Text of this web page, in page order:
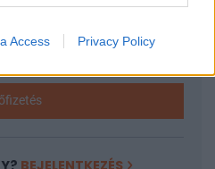
Access Privacy Policy
2 év napon belüli
BEJELENTKEZÉS